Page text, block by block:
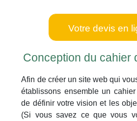
Votre devis en
Conception du cahier
Afin de créer un site web qui
établissons ensemble un
de définir votre vision et les
(Si vous savez ce que vous